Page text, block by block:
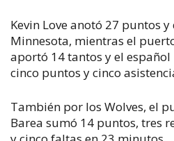
Kevin Love anotó 27 puntos
Minnesota, mientras el
aportó 14 tantos y el español
cinco puntos y cinco
También por los Wolves, el
Barea sumó 14 puntos, tres